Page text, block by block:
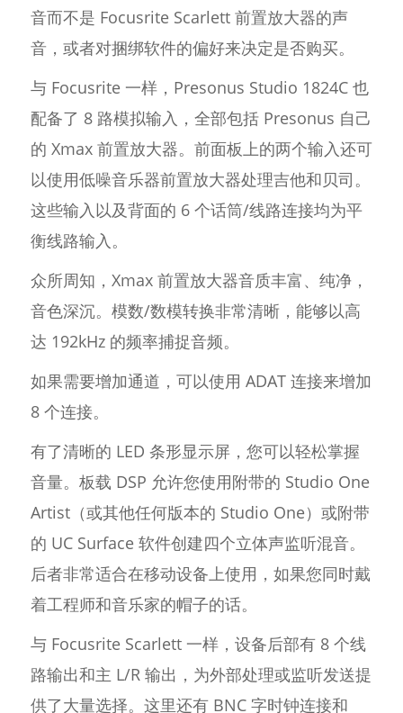
音而不是 Focusrite Scarlett 前置放大器的声
音，或者对捆绑软件的偏好来决定是否购买。
与 Focusrite 一样，Presonus Studio 1824C 也
配备了 8 路模拟输入，全部包括 Presonus 自己
的 Xmax 前置放大器。前面板上的两个输入还可
以使用低噪音乐器前置放大器处理吉他和贝司。
这些输入以及背面的 6 个话筒/线路连接均为平
衡线路输入。
众所周知，Xmax 前置放大器音质丰富、纯净，
音色深沉。模数/数模转换非常清晰，能够以高
达 192kHz 的频率捕捉音频。
如果需要增加通道，可以使用 ADAT 连接来增加
8 个连接。
有了清晰的 LED 条形显示屏，您可以轻松掌握
音量。板载 DSP 允许您使用附带的 Studio One
Artist（或其他任何版本的 Studio One）或附带
的 UC Surface 软件创建四个立体声监听混音。
后者非常适合在移动设备上使用，如果您同时戴
着工程师和音乐家的帽子的话。
与 Focusrite Scarlett 一样，设备后部有 8 个线
路输出和主 L/R 输出，为外部处理或监听发送提
供了大量选择。这里还有 BNC 字时钟连接和